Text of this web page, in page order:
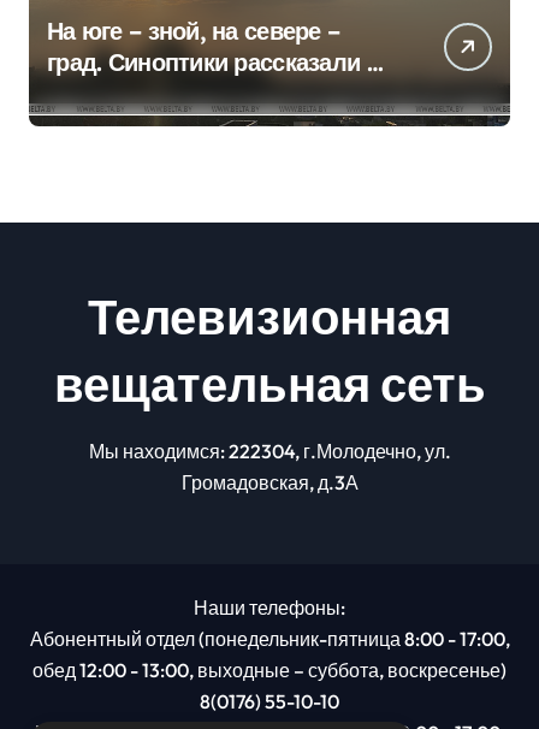
На юге – зной, на севере –
град. Синоптики рассказали о
погоде на сегодня
Телевизионная
вещательная сеть
Мы находимся: 222304, г.Молодечно, ул.
Громадовская, д.3А
Наши телефоны:
Абонентный отдел (понедельник-пятница 8:00 - 17:00,
обед 12:00 - 13:00, выходные – суббота, воскресенье)
8(0176) 55-10-10